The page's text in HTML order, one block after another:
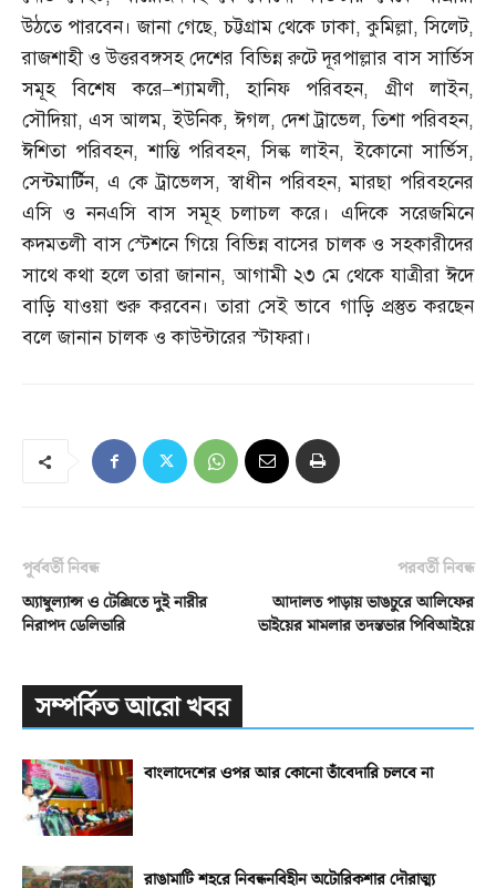
উঠতে পারবেন। জানা গেছে,চট্টগ্রাম থেকে ঢাকা,কুমিল্লা,সিলেট,
রাজশাহী ও উত্তরবঙ্গসহ দেশের বিভিন্ন রুটে দূরপাল্লার বাস সার্ভিস
সমূহ বিশেষ করে–শ্যামলী,হানিফ পরিবহন,গ্রীণ লাইন,
সৌদিয়া,এস আলম,ইউনিক,ঈগল, দেশ ট্রাভেল,তিশা পরিবহন,
ঈশিতা পরিবহন,শান্তি পরিবহন,সিল্ক লাইন,ইকোনো সার্ভিস,
সেন্টমার্টিন, এ কে ট্রাভেলস,স্বাধীন পরিবহন,মারছা পরিবহনের
এসি ও ননএসি বাস সমূহ চলাচল করে। এদিকে সরেজমিনে
কদমতলী বাস স্টেশনে গিয়ে বিভিন্ন বাসের চালক ও সহকারীদের
সাথে কথা হলে তারা জানান,আগামী ২৩ মে থেকে যাত্রীরা ঈদে
বাড়ি যাওয়া শুরু করবেন। তারা সেই ভাবে গাড়ি প্রস্তুত করছেন
বলে জানান চালক ও কাউন্টারের স্টাফরা।
পূর্ববর্তী নিবন্ধ
অ্যাম্বুল্যান্স ও টেক্সিতে দুই নারীর
নিরাপদ ডেলিভারি
পরবর্তী নিবন্ধ
আদালত পাড়ায় ভাঙচুরে আলিফের
ভাইয়ের মামলার তদন্তভার পিবিআইয়ে
সম্পর্কিত আরো খবর
বাংলাদেশের ওপর আর কোনো তাঁবেদারি চলবে না
রাঙামাটি শহরে নিবন্ধনবিহীন অটোরিকশার দৌরাত্ম্য